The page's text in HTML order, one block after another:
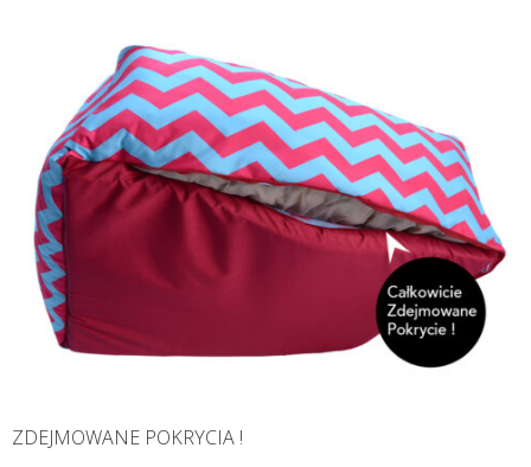
ZDEJMOWANE POKRYCIA !